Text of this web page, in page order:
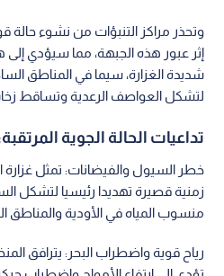
وتحذر مراكز التنبؤات من نشوء حالة
إثر عبور هذه الجبهة، مما سيؤدي
شديدة الغزارة، سيما في المناطق
لتشكل العواصف الرعدية وتساقط
تداعيات الحالة الجوية
خطر السيول والفيضانات: تمثل غزارة
زمنية قصيرة تهديدا رئيسيا لتشكل
منسوب المياه في الأودية والمناطق
رياح قوية واضطراب البحر: يترافق